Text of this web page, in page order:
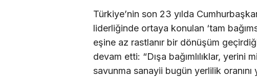
Türkiye’nin son 23 yılda
liderliğinde ortaya konulan ‘tam
eşine az rastlanır bir dönüşüm
devam etti: “Dışa bağımlılıklar, yerini
savunma sanayii bugün yerlilik oranını